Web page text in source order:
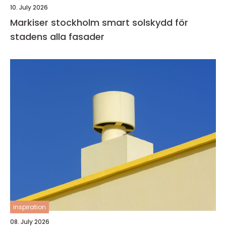
10. July 2026
Markiser stockholm smart solskydd för
stadens alla fasader
inspiration
08. July 2026